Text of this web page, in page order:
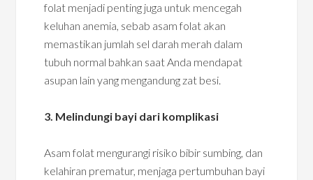
folat menjadi penting juga untuk mencegah
keluhan anemia, sebab asam folat akan
memastikan jumlah sel darah merah dalam
tubuh normal bahkan saat Anda mendapat
asupan lain yang mengandung zat besi.
3. Melindungi bayi dari komplikasi
Asam folat mengurangi risiko bibir sumbing, dan
kelahiran prematur, menjaga pertumbuhan bayi